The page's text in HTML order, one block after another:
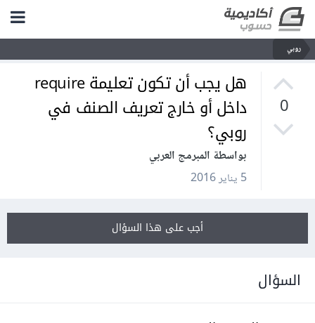
روبي
0
هل يجب أن تكون تعليمة require
داخل أو خارج تعريف الصنف في
روبي؟
بواسطة المبرمج العربي
5 يناير 2016
أجب على هذا السؤال
السؤال